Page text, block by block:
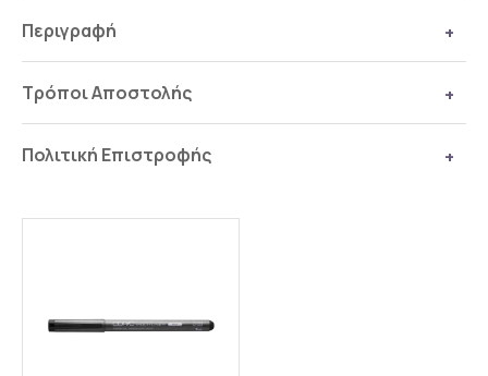
Περιγραφή
Τρόποι Αποστολής
Πολιτική Επιστροφής